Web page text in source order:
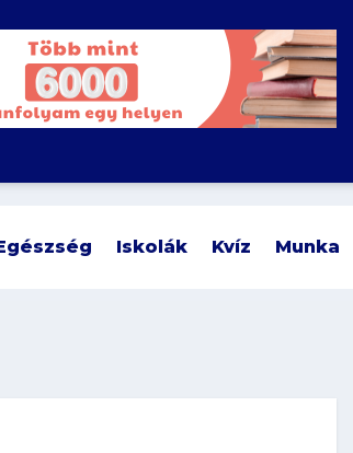
Iskolák Kvíz Munka